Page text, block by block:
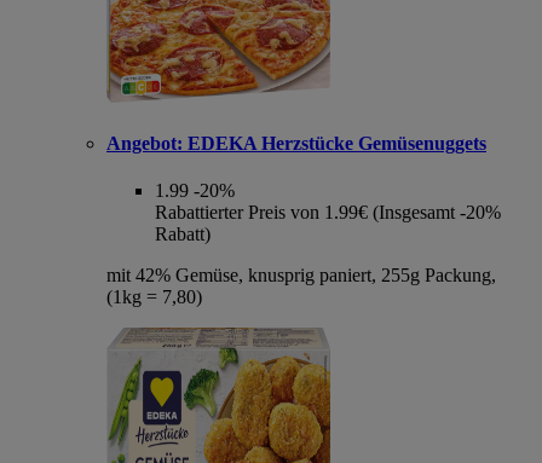
Angebot: EDEKA Herzstücke Gemüsenuggets
1.99 -20%
Rabattierter Preis von 1.99€ (Insgesamt -20%
Rabatt)
mit 42% Gemüse, knusprig paniert, 255g Packung,
(1kg = 7,80)